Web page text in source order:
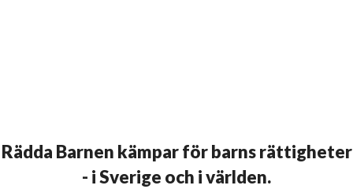
Rädda Barnen kämpar för barns rättigheter
- i Sverige och i världen.